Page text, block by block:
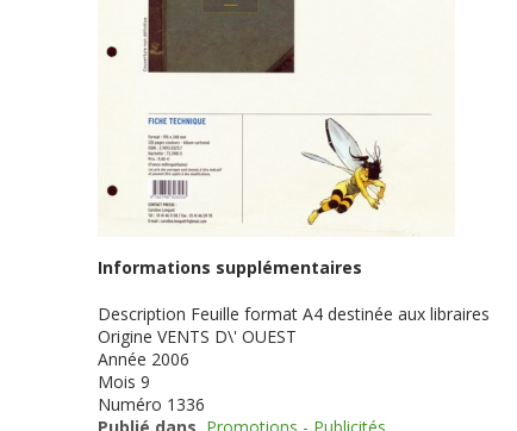
Informations supplémentaires
Description Feuille format A4 destinée aux libraires
Origine VENTS D\' OUEST
Année 2006
Mois 9
Numéro 1336